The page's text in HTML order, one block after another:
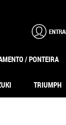
/ PONTEIRA
TRIUMPH